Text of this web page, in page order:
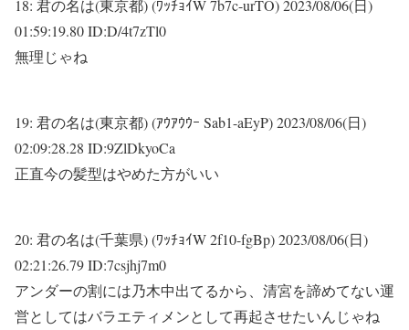
18: 君の名は(東京都) (ﾜｯﾁｮｲW 7b7c-urTO)2023/08/06(日)
01:59:19.80 ID:D/4t7zTl0
無理じゃね
19: 君の名は(東京都) (ｱｳｱｳｳｰ Sab1-aEyP)2023/08/06(日)
02:09:28.28 ID:9ZlDkyoCa
正直今の髪型はやめた方がいい
20: 君の名は(千葉県) (ﾜｯﾁｮｲW 2f10-fgBp)2023/08/06(日)
02:21:26.79 ID:7csjhj7m0
アンダーの割には乃木中出てるから、清宮を諦めてない運
営としてはバラエティメンとして再起させたいんじゃね